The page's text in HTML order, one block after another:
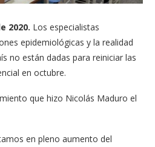
2020. Los especialistas
epidemiológicas y la realidad
no están dadas para reiniciar las
en octubre.
que hizo Nicolás Maduro el
en pleno aumento del